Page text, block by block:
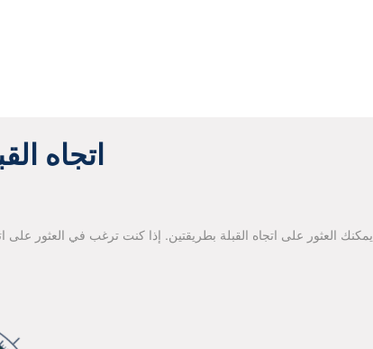
اتجاه
يمكنك العثور على اتجاه القبلة بطريقتين. إذا كنت ترغب في العثور على